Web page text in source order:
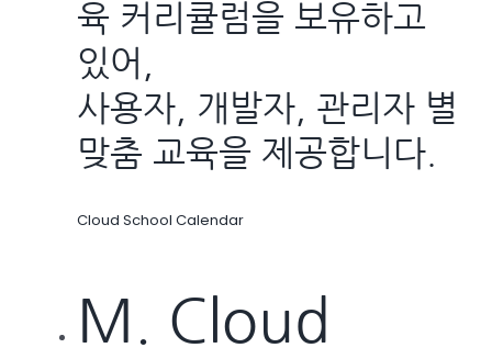
육 커리큘럼을 보유하고
있어,
사용자, 개발자, 관리자 별
맞춤 교육을 제공합니다.
Cloud School Calendar
M. Cloud